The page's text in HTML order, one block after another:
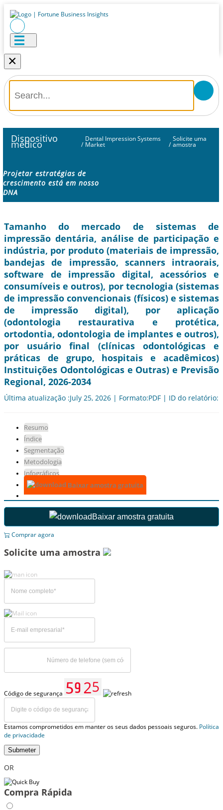
×
Dispositivo
médico /
Dental Impression Systems
Market /
Solicite uma
amostra
Projetar estratégias de
crescimento está em nosso
DNA
Tamanho do mercado de sistemas de
impressão dentária, análise de participação e
indústria, por produto (materiais de impressão,
bandejas de impressão, scanners intraorais,
software de impressão digital, acessórios e
consumíveis e outros), por tecnologia (sistemas
de impressão convencionais (físicos) e sistemas
de impressão digital), por aplicação
(odontologia restaurativa e protética,
ortodontia, odontologia de implantes e outros),
por usuário final (clínicas odontológicas e
práticas de grupo, hospitais e acadêmicos)
Instituições Odontológicas e Outras) e Previsão
Regional, 2026-2034
Última atualização :July 25, 2026 | Formato:PDF | ID do relatório:
Resumo
Índice
Segmentação
Metodologia
Infográficos
Baixar amostra gratuita
Baixar amostra gratuita
Comprar agora
Solicite uma amostra
Código de segurança
Estamos comprometidos em manter os seus dados pessoais seguros. Política
de privacidade
Submeter
OR
Compra Rápida